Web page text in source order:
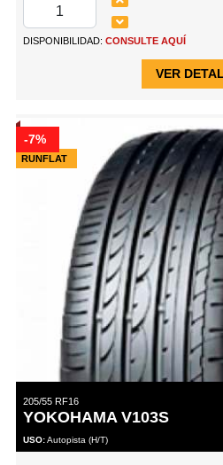
DISPONIBILIDAD: CONSULTE AQUÍ
VER
RUNFLAT
-7%
205/55 RF16
YOKOHAMA V103S
USO:Autopista (H/T)